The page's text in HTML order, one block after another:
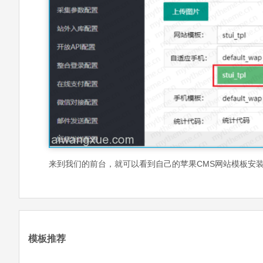
来到我们的前台，就可以看到自己的苹果CMS网站模板安
模板推荐